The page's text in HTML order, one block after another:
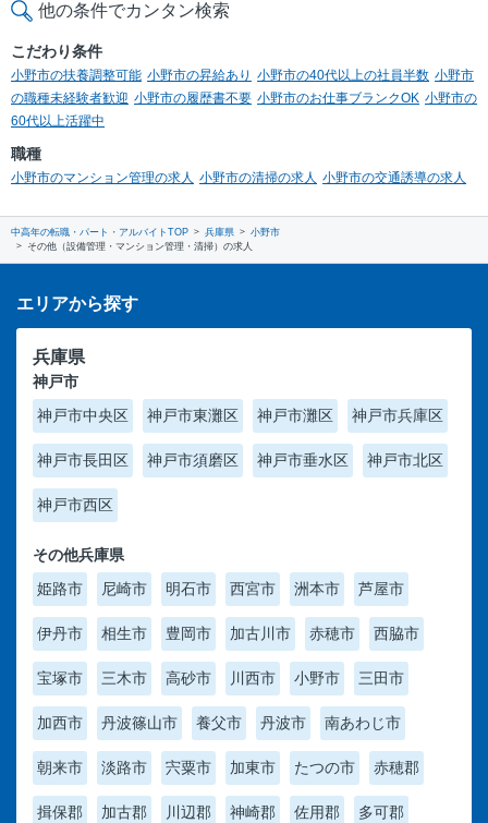
他の条件でカンタン検索
こだわり条件
小野市の扶養調整可能 小野市の昇給あり 小野市の40代以上の社員半数 小野市
の職種未経験者歓迎 小野市の履歴書不要 小野市のお仕事ブランクOK 小野市の
60代以上活躍中
職種
小野市のマンション管理の求人 小野市の清掃の求人 小野市の交通誘導の求人
中高年の転職・パート・アルバイトTOP 兵庫県
小野市
その他（設備管理・マンション管理・清掃）の求人
エリアから探す
兵庫県
神戸市
神戸市中央区
神戸市東灘区 神戸市灘区 神戸市兵庫区
神戸市長田区 神戸市須磨区 神戸市垂水区 神戸市北区
神戸市西区
その他兵庫県
姫路市
尼崎市 明石市 西宮市 洲本市 芦屋市
伊丹市 相生市 豊岡市 加古川市 赤穂市 西脇市
宝塚市 三木市 高砂市 川西市 小野市 三田市
加西市 丹波篠山市 養父市 丹波市 南あわじ市
朝来市 淡路市 宍粟市 加東市 たつの市 赤穂郡
揖保郡 加古郡 川辺郡 神崎郡 佐用郡 多可郡